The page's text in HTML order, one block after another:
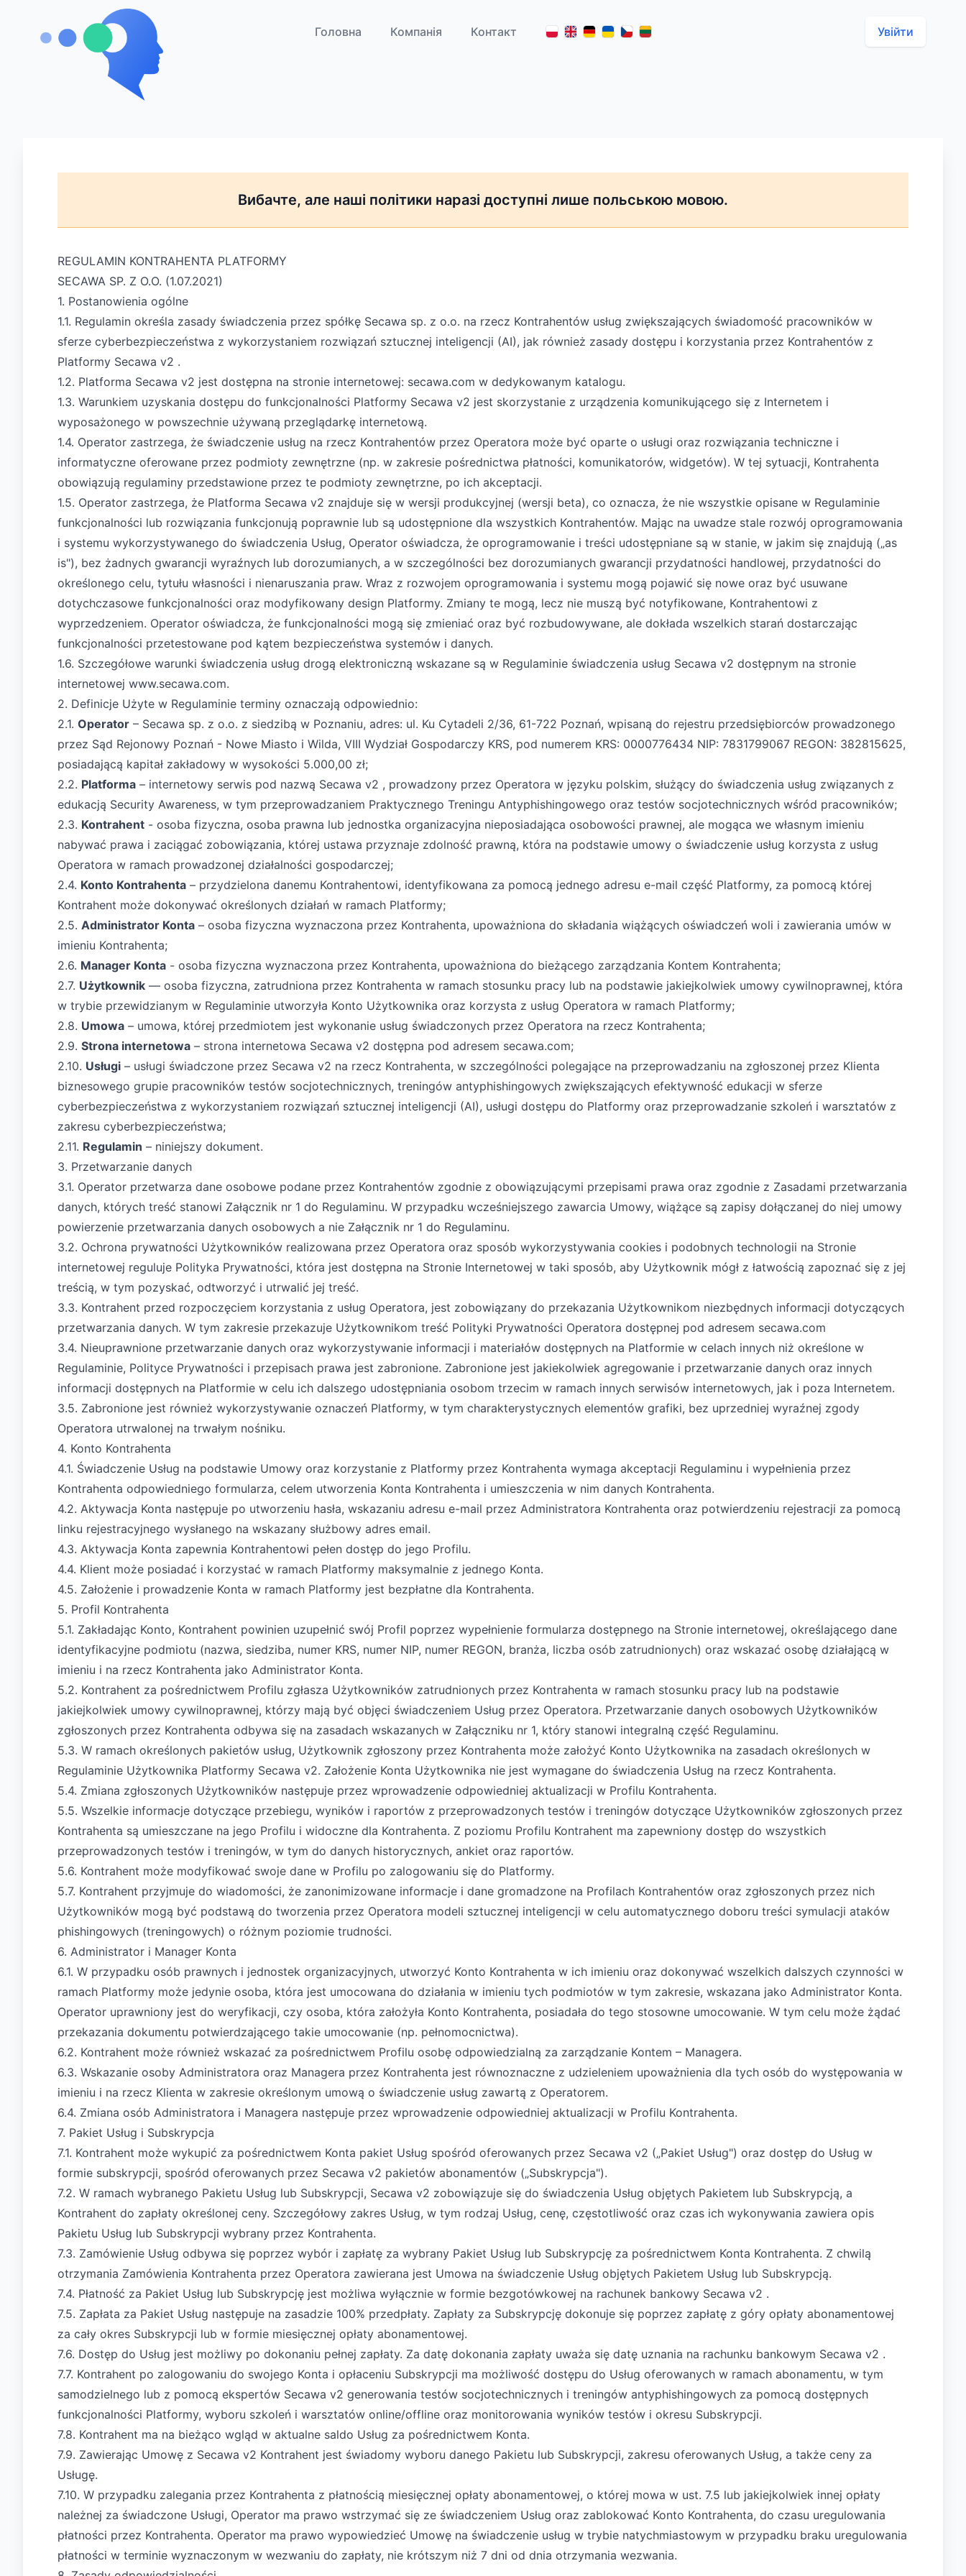
Головна Компанія Контакт Увійти
Вибачте, але наші політики наразі доступні лише польською мовою.
REGULAMIN KONTRAHENTA PLATFORMY
SECAWA SP. Z O.O. (1.07.2021)
1. Postanowienia ogólne
1.1. Regulamin określa zasady świadczenia przez spółkę Secawa sp. z o.o. na rzecz Kontrahentów usług zwiększających świadomość pracowników w
sferze cyberbezpieczeństwa z wykorzystaniem rozwiązań sztucznej inteligencji (AI), jak również zasady dostępu i korzystania przez Kontrahentów z
Platformy Secawa v2 .
1.2. Platforma Secawa v2 jest dostępna na stronie internetowej: secawa.com w dedykowanym katalogu.
1.3. Warunkiem uzyskania dostępu do funkcjonalności Platformy Secawa v2 jest skorzystanie z urządzenia komunikującego się z Internetem i
wyposażonego w powszechnie używaną przeglądarkę internetową.
1.4. Operator zastrzega, że świadczenie usług na rzecz Kontrahentów przez Operatora może być oparte o usługi oraz rozwiązania techniczne i
informatyczne oferowane przez podmioty zewnętrzne (np. w zakresie pośrednictwa płatności, komunikatorów, widgetów). W tej sytuacji, Kontrahenta
obowiązują regulaminy przedstawione przez te podmioty zewnętrzne, po ich akceptacji.
1.5. Operator zastrzega, że Platforma Secawa v2 znajduje się w wersji produkcyjnej (wersji beta), co oznacza, że nie wszystkie opisane w Regulaminie
funkcjonalności lub rozwiązania funkcjonują poprawnie lub są udostępnione dla wszystkich Kontrahentów. Mając na uwadze stale rozwój oprogramowania
i systemu wykorzystywanego do świadczenia Usług, Operator oświadcza, że oprogramowanie i treści udostępniane są w stanie, w jakim się znajdują („as
is"), bez żadnych gwarancji wyraźnych lub dorozumianych, a w szczególności bez dorozumianych gwarancji przydatności handlowej, przydatności do
określonego celu, tytułu własności i nienaruszania praw. Wraz z rozwojem oprogramowania i systemu mogą pojawić się nowe oraz być usuwane
dotychczasowe funkcjonalności oraz modyfikowany design Platformy. Zmiany te mogą, lecz nie muszą być notyfikowane, Kontrahentowi z
wyprzedzeniem. Operator oświadcza, że funkcjonalności mogą się zmieniać oraz być rozbudowywane, ale dokłada wszelkich starań dostarczając
funkcjonalności przetestowane pod kątem bezpieczeństwa systemów i danych.
1.6. Szczegółowe warunki świadczenia usług drogą elektroniczną wskazane są w Regulaminie świadczenia usług Secawa v2 dostępnym na stronie
internetowej www.secawa.com.
2. Definicje Użyte w Regulaminie terminy oznaczają odpowiednio:
2.1. Operator – Secawa sp. z o.o. z siedzibą w Poznaniu, adres: ul. Ku Cytadeli 2/36, 61-722 Poznań, wpisaną do rejestru przedsiębiorców prowadzonego
przez Sąd Rejonowy Poznań - Nowe Miasto i Wilda, VIII Wydział Gospodarczy KRS, pod numerem KRS: 0000776434 NIP: 7831799067 REGON: 382815625,
posiadającą kapitał zakładowy w wysokości 5.000,00 zł;
2.2. Platforma – internetowy serwis pod nazwą Secawa v2 , prowadzony przez Operatora w języku polskim, służący do świadczenia usług związanych z
edukacją Security Awareness, w tym przeprowadzaniem Praktycznego Treningu Antyphishingowego oraz testów socjotechnicznych wśród pracowników;
2.3. Kontrahent - osoba fizyczna, osoba prawna lub jednostka organizacyjna nieposiadająca osobowości prawnej, ale mogąca we własnym imieniu
nabywać prawa i zaciągać zobowiązania, której ustawa przyznaje zdolność prawną, która na podstawie umowy o świadczenie usług korzysta z usług
Operatora w ramach prowadzonej działalności gospodarczej;
2.4. Konto Kontrahenta – przydzielona danemu Kontrahentowi, identyfikowana za pomocą jednego adresu e-mail część Platformy, za pomocą której
Kontrahent może dokonywać określonych działań w ramach Platformy;
2.5. Administrator Konta – osoba fizyczna wyznaczona przez Kontrahenta, upoważniona do składania wiążących oświadczeń woli i zawierania umów w
imieniu Kontrahenta;
2.6. Manager Konta - osoba fizyczna wyznaczona przez Kontrahenta, upoważniona do bieżącego zarządzania Kontem Kontrahenta;
2.7. Użytkownik — osoba fizyczna, zatrudniona przez Kontrahenta w ramach stosunku pracy lub na podstawie jakiejkolwiek umowy cywilnoprawnej, która
w trybie przewidzianym w Regulaminie utworzyła Konto Użytkownika oraz korzysta z usług Operatora w ramach Platformy;
2.8. Umowa – umowa, której przedmiotem jest wykonanie usług świadczonych przez Operatora na rzecz Kontrahenta;
2.9. Strona internetowa – strona internetowa Secawa v2 dostępna pod adresem secawa.com;
2.10. Usługi – usługi świadczone przez Secawa v2 na rzecz Kontrahenta, w szczególności polegające na przeprowadzaniu na zgłoszonej przez Klienta
biznesowego grupie pracowników testów socjotechnicznych, treningów antyphishingowych zwiększających efektywność edukacji w sferze
cyberbezpieczeństwa z wykorzystaniem rozwiązań sztucznej inteligencji (AI), usługi dostępu do Platformy oraz przeprowadzanie szkoleń i warsztatów z
zakresu cyberbezpieczeństwa;
2.11. Regulamin – niniejszy dokument.
3. Przetwarzanie danych
3.1. Operator przetwarza dane osobowe podane przez Kontrahentów zgodnie z obowiązującymi przepisami prawa oraz zgodnie z Zasadami przetwarzania
danych, których treść stanowi Załącznik nr 1 do Regulaminu. W przypadku wcześniejszego zawarcia Umowy, wiążące są zapisy dołączanej do niej umowy
powierzenie przetwarzania danych osobowych a nie Załącznik nr 1 do Regulaminu.
3.2. Ochrona prywatności Użytkowników realizowana przez Operatora oraz sposób wykorzystywania cookies i podobnych technologii na Stronie
internetowej reguluje Polityka Prywatności, która jest dostępna na Stronie Internetowej w taki sposób, aby Użytkownik mógł z łatwością zapoznać się z jej
treścią, w tym pozyskać, odtworzyć i utrwalić jej treść.
3.3. Kontrahent przed rozpoczęciem korzystania z usług Operatora, jest zobowiązany do przekazania Użytkownikom niezbędnych informacji dotyczących
przetwarzania danych. W tym zakresie przekazuje Użytkownikom treść Polityki Prywatności Operatora dostępnej pod adresem secawa.com
3.4. Nieuprawnione przetwarzanie danych oraz wykorzystywanie informacji i materiałów dostępnych na Platformie w celach innych niż określone w
Regulaminie, Polityce Prywatności i przepisach prawa jest zabronione. Zabronione jest jakiekolwiek agregowanie i przetwarzanie danych oraz innych
informacji dostępnych na Platformie w celu ich dalszego udostępniania osobom trzecim w ramach innych serwisów internetowych, jak i poza Internetem.
3.5. Zabronione jest również wykorzystywanie oznaczeń Platformy, w tym charakterystycznych elementów grafiki, bez uprzedniej wyraźnej zgody
Operatora utrwalonej na trwałym nośniku.
4. Konto Kontrahenta
4.1. Świadczenie Usług na podstawie Umowy oraz korzystanie z Platformy przez Kontrahenta wymaga akceptacji Regulaminu i wypełnienia przez
Kontrahenta odpowiedniego formularza, celem utworzenia Konta Kontrahenta i umieszczenia w nim danych Kontrahenta.
4.2. Aktywacja Konta następuje po utworzeniu hasła, wskazaniu adresu e-mail przez Administratora Kontrahenta oraz potwierdzeniu rejestracji za pomocą
linku rejestracyjnego wysłanego na wskazany służbowy adres email.
4.3. Aktywacja Konta zapewnia Kontrahentowi pełen dostęp do jego Profilu.
4.4. Klient może posiadać i korzystać w ramach Platformy maksymalnie z jednego Konta.
4.5. Założenie i prowadzenie Konta w ramach Platformy jest bezpłatne dla Kontrahenta.
5. Profil Kontrahenta
5.1. Zakładając Konto, Kontrahent powinien uzupełnić swój Profil poprzez wypełnienie formularza dostępnego na Stronie internetowej, określającego dane
identyfikacyjne podmiotu (nazwa, siedziba, numer KRS, numer NIP, numer REGON, branża, liczba osób zatrudnionych) oraz wskazać osobę działającą w
imieniu i na rzecz Kontrahenta jako Administrator Konta.
5.2. Kontrahent za pośrednictwem Profilu zgłasza Użytkowników zatrudnionych przez Kontrahenta w ramach stosunku pracy lub na podstawie
jakiejkolwiek umowy cywilnoprawnej, którzy mają być objęci świadczeniem Usług przez Operatora. Przetwarzanie danych osobowych Użytkowników
zgłoszonych przez Kontrahenta odbywa się na zasadach wskazanych w Załączniku nr 1, który stanowi integralną część Regulaminu.
5.3. W ramach określonych pakietów usług, Użytkownik zgłoszony przez Kontrahenta może założyć Konto Użytkownika na zasadach określonych w
Regulaminie Użytkownika Platformy Secawa v2. Założenie Konta Użytkownika nie jest wymagane do świadczenia Usług na rzecz Kontrahenta.
5.4. Zmiana zgłoszonych Użytkowników następuje przez wprowadzenie odpowiedniej aktualizacji w Profilu Kontrahenta.
5.5. Wszelkie informacje dotyczące przebiegu, wyników i raportów z przeprowadzonych testów i treningów dotyczące Użytkowników zgłoszonych przez
Kontrahenta są umieszczane na jego Profilu i widoczne dla Kontrahenta. Z poziomu Profilu Kontrahent ma zapewniony dostęp do wszystkich
przeprowadzonych testów i treningów, w tym do danych historycznych, ankiet oraz raportów.
5.6. Kontrahent może modyfikować swoje dane w Profilu po zalogowaniu się do Platformy.
5.7. Kontrahent przyjmuje do wiadomości, że zanonimizowane informacje i dane gromadzone na Profilach Kontrahentów oraz zgłoszonych przez nich
Użytkowników mogą być podstawą do tworzenia przez Operatora modeli sztucznej inteligencji w celu automatycznego doboru treści symulacji ataków
phishingowych (treningowych) o różnym poziomie trudności.
6. Administrator i Manager Konta
6.1. W przypadku osób prawnych i jednostek organizacyjnych, utworzyć Konto Kontrahenta w ich imieniu oraz dokonywać wszelkich dalszych czynności w
ramach Platformy może jedynie osoba, która jest umocowana do działania w imieniu tych podmiotów w tym zakresie, wskazana jako Administrator Konta.
Operator uprawniony jest do weryfikacji, czy osoba, która założyła Konto Kontrahenta, posiadała do tego stosowne umocowanie. W tym celu może żądać
przekazania dokumentu potwierdzającego takie umocowanie (np. pełnomocnictwa).
6.2. Kontrahent może również wskazać za pośrednictwem Profilu osobę odpowiedzialną za zarządzanie Kontem – Managera.
6.3. Wskazanie osoby Administratora oraz Managera przez Kontrahenta jest równoznaczne z udzieleniem upoważnienia dla tych osób do występowania w
imieniu i na rzecz Klienta w zakresie określonym umową o świadczenie usług zawartą z Operatorem.
6.4. Zmiana osób Administratora i Managera następuje przez wprowadzenie odpowiedniej aktualizacji w Profilu Kontrahenta.
7. Pakiet Usług i Subskrypcja
7.1. Kontrahent może wykupić za pośrednictwem Konta pakiet Usług spośród oferowanych przez Secawa v2 („Pakiet Usług") oraz dostęp do Usług w
formie subskrypcji, spośród oferowanych przez Secawa v2 pakietów abonamentów („Subskrypcja").
7.2. W ramach wybranego Pakietu Usług lub Subskrypcji, Secawa v2 zobowiązuje się do świadczenia Usług objętych Pakietem lub Subskrypcją, a
Kontrahent do zapłaty określonej ceny. Szczegółowy zakres Usług, w tym rodzaj Usług, cenę, częstotliwość oraz czas ich wykonywania zawiera opis
Pakietu Usług lub Subskrypcji wybrany przez Kontrahenta.
7.3. Zamówienie Usług odbywa się poprzez wybór i zapłatę za wybrany Pakiet Usług lub Subskrypcję za pośrednictwem Konta Kontrahenta. Z chwilą
otrzymania Zamówienia Kontrahenta przez Operatora zawierana jest Umowa na świadczenie Usług objętych Pakietem Usług lub Subskrypcją.
7.4. Płatność za Pakiet Usług lub Subskrypcję jest możliwa wyłącznie w formie bezgotówkowej na rachunek bankowy Secawa v2 .
7.5. Zapłata za Pakiet Usług następuje na zasadzie 100% przedpłaty. Zapłaty za Subskrypcję dokonuje się poprzez zapłatę z góry opłaty abonamentowej
za cały okres Subskrypcji lub w formie miesięcznej opłaty abonamentowej.
7.6. Dostęp do Usług jest możliwy po dokonaniu pełnej zapłaty. Za datę dokonania zapłaty uważa się datę uznania na rachunku bankowym Secawa v2 .
7.7. Kontrahent po zalogowaniu do swojego Konta i opłaceniu Subskrypcji ma możliwość dostępu do Usług oferowanych w ramach abonamentu, w tym
samodzielnego lub z pomocą ekspertów Secawa v2 generowania testów socjotechnicznych i treningów antyphishingowych za pomocą dostępnych
funkcjonalności Platformy, wyboru szkoleń i warsztatów online/offline oraz monitorowania wyników testów i okresu Subskrypcji.
7.8. Kontrahent ma na bieżąco wgląd w aktualne saldo Usług za pośrednictwem Konta.
7.9. Zawierając Umowę z Secawa v2 Kontrahent jest świadomy wyboru danego Pakietu lub Subskrypcji, zakresu oferowanych Usług, a także ceny za
Usługę.
7.10. W przypadku zalegania przez Kontrahenta z płatnością miesięcznej opłaty abonamentowej, o której mowa w ust. 7.5 lub jakiejkolwiek innej opłaty
należnej za świadczone Usługi, Operator ma prawo wstrzymać się ze świadczeniem Usług oraz zablokować Konto Kontrahenta, do czasu uregulowania
płatności przez Kontrahenta. Operator ma prawo wypowiedzieć Umowę na świadczenie usług w trybie natychmiastowym w przypadku braku uregulowania
płatności w terminie wyznaczonym w wezwaniu do zapłaty, nie krótszym niż 7 dni od dnia otrzymania wezwania.